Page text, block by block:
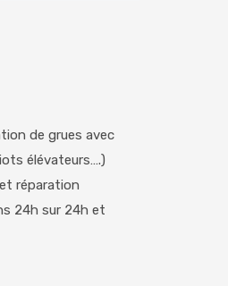
de grues avec
élévateurs….)
réparation
24h sur 24h et